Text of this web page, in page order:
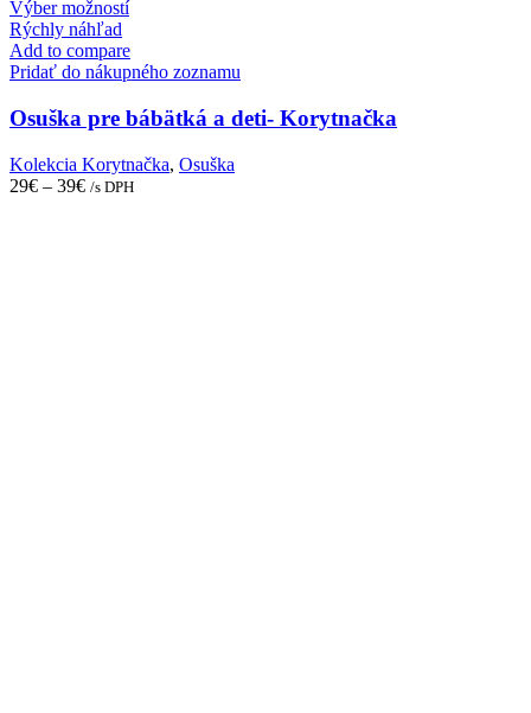
Výber možnostíThis
has
multiple
The
options
may
be
chosen
Rýchly náhľad
Add to compare
Pridať do nákupného zoznamu
Osuška pre bábätká a deti- Korytnačka
Kolekcia Korytnačka, Osuška
29€ – 39€ /s DPH